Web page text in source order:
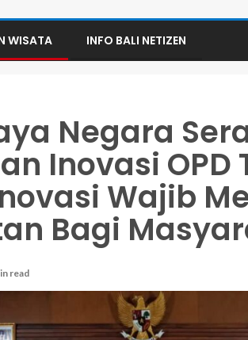
WISATA INFO BALI NETIZEN
Negara
Inovasi OPD
Wajib
Bagi
read